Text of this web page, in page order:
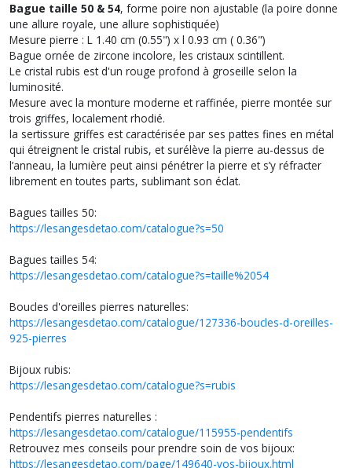
Bague taille 50 & 54, forme poire non ajustable (la poire donne
une allure royale, une allure sophistiquée)
Mesure pierre : L 1.40 cm (0.55") x l 0.93 cm ( 0.36")
Bague ornée de zircone incolore, les cristaux scintillent.
Le cristal rubis est d'un rouge profond à groseille selon la
luminosité.
Mesure avec la monture moderne et raffinée, pierre montée sur
trois griffes, localement rhodié.
la sertissure griffes est caractérisée par ses pattes fines en métal
qui étreignent le cristal rubis, et surélève la pierre au-dessus de
l’anneau, la lumière peut ainsi pénétrer la pierre et s’y réfracter
librement en toutes parts, sublimant son éclat.
Bagues tailles 50:
https://lesangesdetao.com/catalogue?s=50
Bagues tailles 54:
https://lesangesdetao.com/catalogue?s=taille%2054
Boucles d'oreilles pierres naturelles:
https://lesangesdetao.com/catalogue/127336-boucles-d-oreilles-
925-pierres
Bijoux rubis:
https://lesangesdetao.com/catalogue?s=rubis
Pendentifs pierres naturelles :
https://lesangesdetao.com/catalogue/115955-pendentifs
Retrouvez mes conseils pour prendre soin de vos bijoux:
https://lesangesdetao.com/page/149640-vos-bijoux.html